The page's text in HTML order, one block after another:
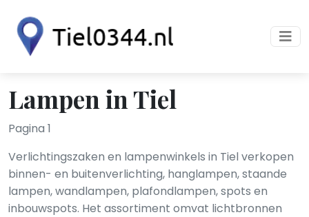
Lampen in Tiel
Pagina 1
Verlichtingszaken en lampenwinkels in Tiel verkopen
binnen- en buitenverlichting, hanglampen, staande
lampen, wandlampen, plafondlampen, spots en
inbouwspots. Het assortiment omvat lichtbronnen